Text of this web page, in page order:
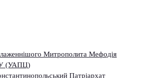
Митрополита Мефодія
(УАПЦ)
Патріархат